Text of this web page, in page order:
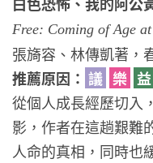
Free: Coming of Age
張旖容、林傳凱著，
推薦原因： 議 樂 益
從個人成長經歷切入
影，作者在這趟艱難
人命的真相，同時也